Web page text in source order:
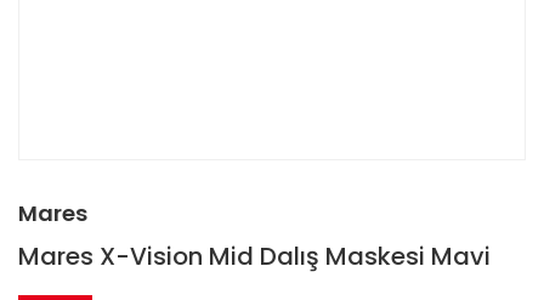
Mares
Mares X-Vision Mid Dalış Maskesi Mavi